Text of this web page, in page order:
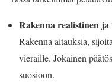
Rakenna realistinen
Rakenna aitauksia,
vieraille. Jokainen
suosioon.